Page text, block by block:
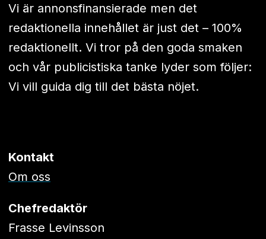
Vi är annonsfinansierade men det
redaktionella innehållet är just det – 100%
redaktionellt. Vi tror på den goda smaken
och vår publicistiska tanke lyder som följer:
Vi vill guida dig till det bästa nöjet.
Kontakt
Om oss
Chefredaktör
Frasse Levinsson